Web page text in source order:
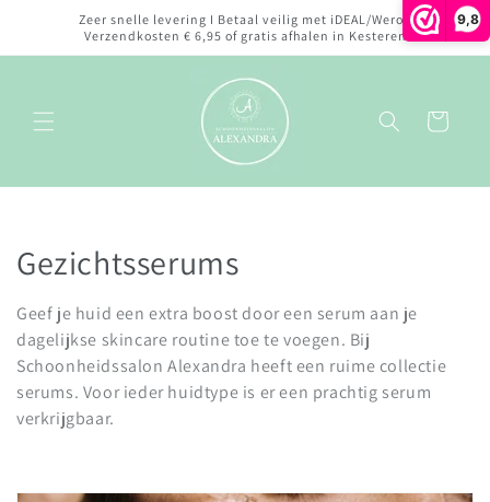
9,8
naar de
content
Zeer snelle levering I Betaal veilig met iDEAL/Wero I
Verzendkosten € 6,95 of gratis afhalen in Kesteren
Winkelwagen
C
o
l
l
e
Gezichtsserums
Geef je huid een extra boost door een serum aan je
dagelijkse skincare routine toe te voegen. Bij
Schoonheidssalon Alexandra heeft een ruime collectie
serums. Voor ieder huidtype is er een prachtig serum
verkrijgbaar.